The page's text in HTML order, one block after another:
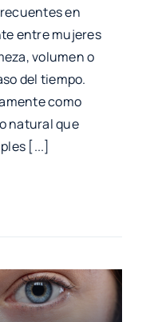
en
entre mujeres
volumen o
del tiempo.
como
natural que
[...]